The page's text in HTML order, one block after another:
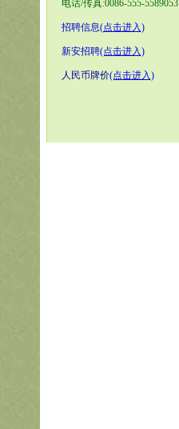
电话/传真:0086-555-5589053
招聘信息(点击进入)
新安招聘(点击进入)
人民币牌价(点击进入)